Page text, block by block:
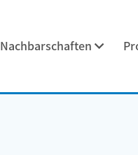
Nachbarschaften